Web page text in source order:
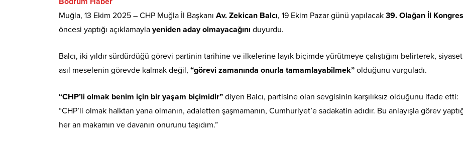
Muğla, 13 Ekim 2025 – CHP Muğla İl Başkanı Av. Zekican Balcı, 19 Ekim Pazar günü yapılacak 39. Olağan İl
öncesi yaptığı açıklamayla yeniden aday olmayacağını duyurdu.
Balcı, iki yıldır sürdürdüğü görevi partinin tarihine ve ilkelerine layık biçimde yürütmeye çalıştığını belirterek,
asıl meselenin görevde kalmak değil, “görevi zamanında onurla tamamlayabilmek” olduğunu vurguladı.
“CHP’li olmak benim için bir yaşam biçimidir” diyen Balcı, partisine olan sevgisinin karşılıksız olduğunu ifade etti:
“CHP’li olmak halktan yana olmanın, adaletten şaşmamanın, Cumhuriyet’e sadakatin adıdır. Bu anlayışla görev
her an makamın ve davanın onurunu taşıdım.”